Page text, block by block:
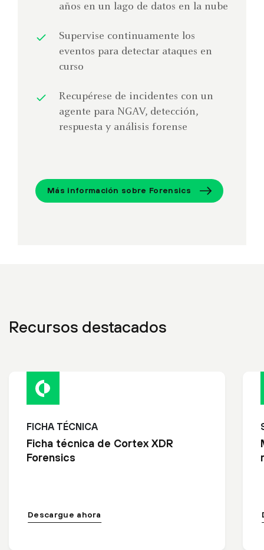
años en un lago de datos en la nube
Supervise continuamente los
eventos para detectar ataques en
curso
Recupérese de incidentes con un
agente para NGAV, detección,
respuesta y análisis forense
Más información sobre Forensics
Recursos destacados
FICHA TÉCNICA
Ficha técnica de Cortex XDR
Forensics
Descargue ahora